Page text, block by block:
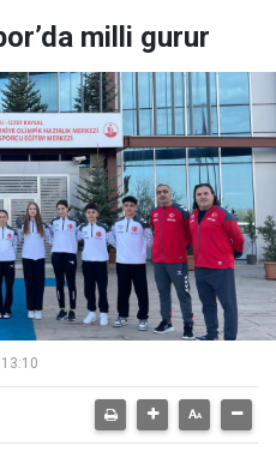
milli gurur